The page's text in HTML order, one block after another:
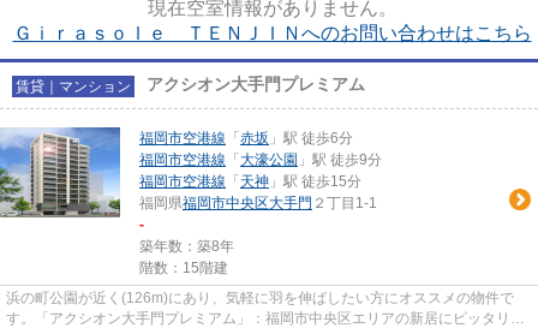
現在空室情報がありません。
Ｇｉｒａｓｏｌｅ ＴＥＮＪＩＮへのお問い合わせはこちら
賃貸｜マンション アクシオン大手門プレミアム
福岡市空港線 「赤坂 」駅 徒歩6分
福岡市空港線 「大濠公園 」駅 徒歩9分
福岡市空港線 「天神 」駅 徒歩15分
福岡県福岡市中央区大手門 ２丁目1-1
-
築年数：築8年
階数：15階建
浜の町公園が近く(126m)にあり、気軽に羽を伸ばしたい方にオススメの物件で
す。「アクシオン大手門プレミアム」：福岡市中央区エリアの新居にピッタリ。